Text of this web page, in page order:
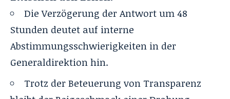
Die Verzögerung der Antwort um 48
Stunden deutet auf interne
Abstimmungsschwierigkeiten in der
Generaldirektion hin.
Trotz der Beteuerung von Transparenz